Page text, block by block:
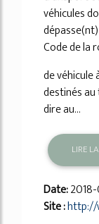
véhicules
Code de la
de
destinés
dire au...
LIRE
Date:2018-
Site :http://